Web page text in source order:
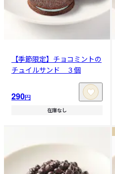
【季節限定】チョコミントの
チュイルサンド ３個
290円
在庫なし